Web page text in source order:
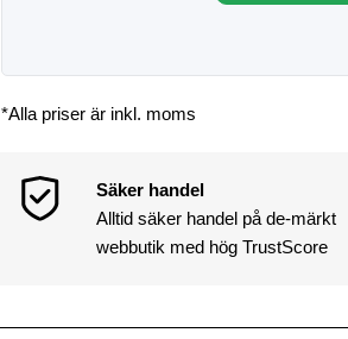
*Alla priser är inkl. moms
Säker handel
Alltid säker handel på de-märkt
webbutik med hög TrustScore